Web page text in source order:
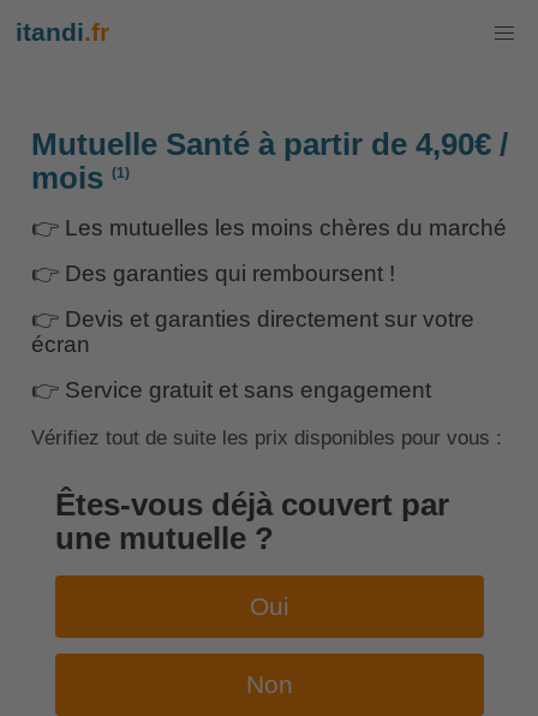
itandi.fr
Mutuelle Santé à partir de 4,90€ /
mois (1)
👉 Les mutuelles les moins chères du marché
👉 Des garanties qui remboursent !
👉 Devis et garanties directement sur votre
écran
👉 Service gratuit et sans engagement
Vérifiez tout de suite les prix disponibles pour vous :
Êtes-vous déjà couvert par
une mutuelle ?
Oui
Non